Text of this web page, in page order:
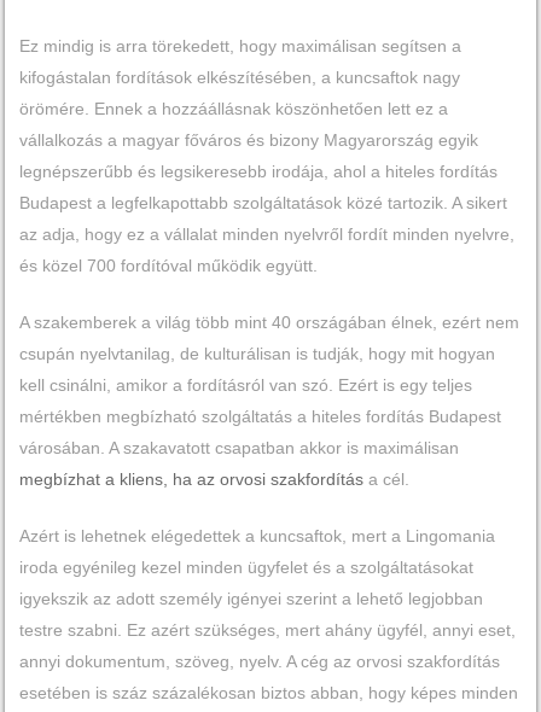
Ez mindig is arra törekedett, hogy maximálisan segítsen a
kifogástalan fordítások elkészítésében, a kuncsaftok nagy
örömére. Ennek a hozzáállásnak köszönhetően lett ez a
vállalkozás a magyar főváros és bizony Magyarország egyik
legnépszerűbb és legsikeresebb irodája, ahol a hiteles fordítás
Budapest a legfelkapottabb szolgáltatások közé tartozik. A sikert
az adja, hogy ez a vállalat minden nyelvről fordít minden nyelvre,
és közel 700 fordítóval működik együtt.
A szakemberek a világ több mint 40 országában élnek, ezért nem
csupán nyelvtanilag, de kulturálisan is tudják, hogy mit hogyan
kell csinálni, amikor a fordításról van szó. Ezért is egy teljes
mértékben megbízható szolgáltatás a hiteles fordítás Budapest
városában. A szakavatott csapatban akkor is maximálisan
megbízhat a kliens, ha az orvosi szakfordítása cél.
Azért is lehetnek elégedettek a kuncsaftok, mert a Lingomania
iroda egyénileg kezel minden ügyfelet és a szolgáltatásokat
igyekszik az adott személy igényei szerint a lehető legjobban
testre szabni. Ez azért szükséges, mert ahány ügyfél, annyi eset,
annyi dokumentum, szöveg, nyelv. A cég az orvosi szakfordítás
esetében is száz százalékosan biztos abban, hogy képes minden